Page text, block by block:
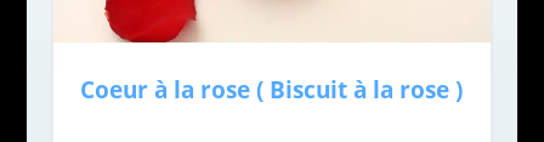
Coeur à la rose ( Biscuit à la rose )